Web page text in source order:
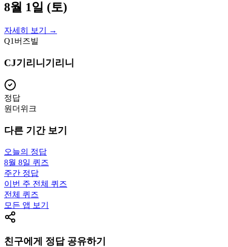
8월 1일 (토)
자세히 보기 →
Q1 버즈빌
CJ기리니기리니
정답
원더위크
다른 기간 보기
오늘의 정답
8월 8일 퀴즈
주간 정답
이번 주 전체 퀴즈
전체 퀴즈
모든 앱 보기
친구에게 정답 공유하기